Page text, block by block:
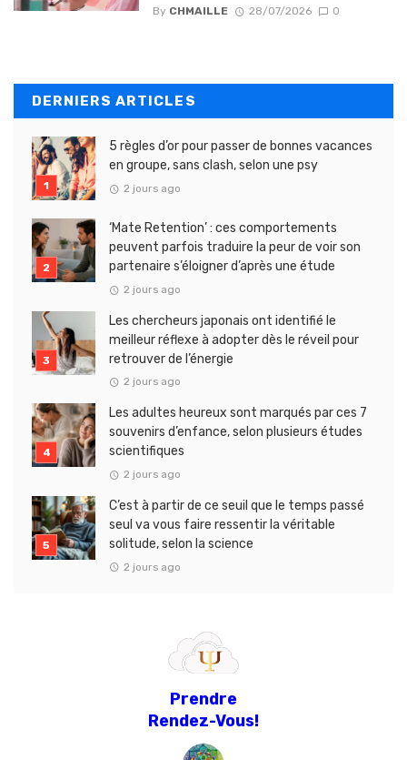
By CHMAILLE 28/07/2026 0
DERNIERS ARTICLES
5 règles d’or pour passer de bonnes vacances
en groupe, sans clash, selon une psy
2 jours ago
‘Mate Retention’ : ces comportements
peuvent parfois traduire la peur de voir son
partenaire s’éloigner d’après une étude
2 jours ago
Les chercheurs japonais ont identifié le
meilleur réflexe à adopter dès le réveil pour
retrouver de l’énergie
2 jours ago
Les adultes heureux sont marqués par ces 7
souvenirs d’enfance, selon plusieurs études
scientifiques
2 jours ago
C’est à partir de ce seuil que le temps passé
seul va vous faire ressentir la véritable
solitude, selon la science
2 jours ago
Prendre
Rendez-Vous!